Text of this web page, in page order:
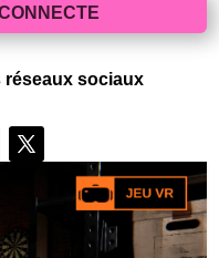
réseaux sociaux